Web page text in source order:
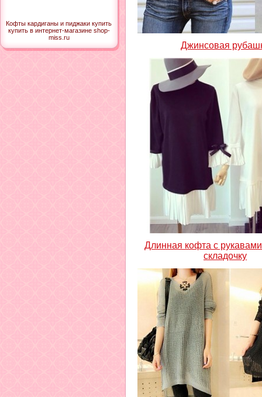
Кофты кардиганы и пиджаки купить
купить в интернет-магазине shop-
miss.ru
Джинсовая
Длинная кофта с
складочку